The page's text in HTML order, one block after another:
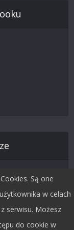
Są one
w celach
serwisu. Możesz
do cookie w